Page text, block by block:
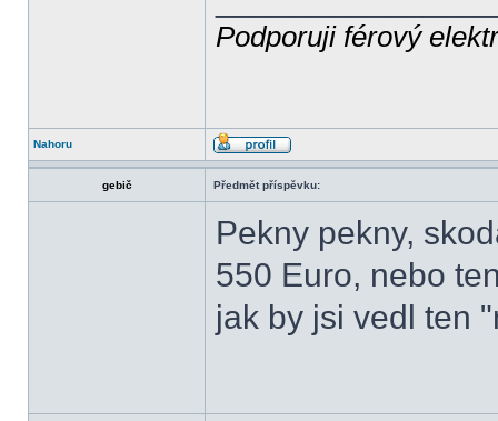
Podporuji férový
Nahoru
gebič Předmět příspěvku:
Pekny pekny,
550 Euro, nebo
jak by jsi vedl ten